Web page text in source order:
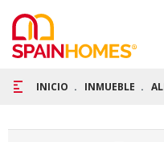
INICIO INMUEBLE